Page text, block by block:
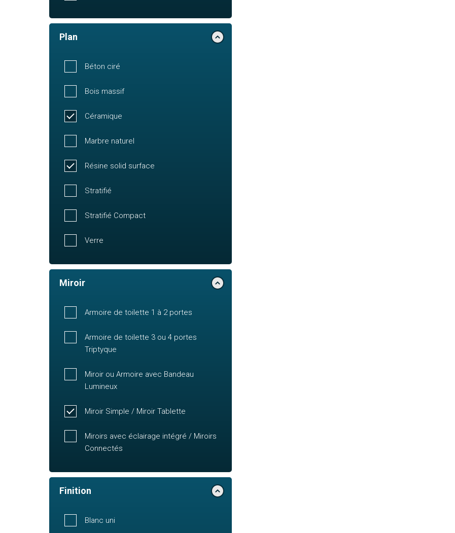
Plan
Béton ciré
Bois massif
Céramique
Marbre naturel
Résine solid surface
Stratifié
Stratifié Compact
Verre
Miroir
Armoire de toilette 1 à 2 portes
Armoire de toilette 3 ou 4 portes
Triptyque
Miroir ou Armoire avec Bandeau
Lumineux
Miroir Simple / Miroir Tablette
Miroirs avec éclairage intégré / Miroirs
Connectés
Finition
Blanc uni